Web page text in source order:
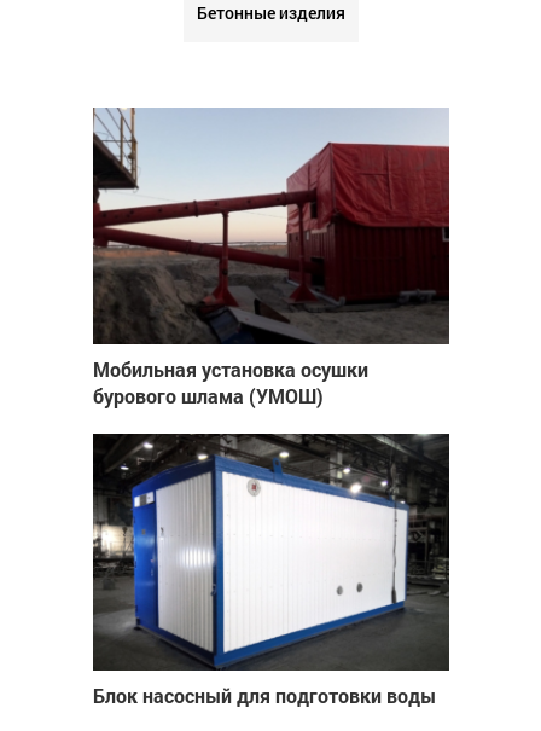
Бетонные изделия
Мобильная установка осушки
бурового шлама (УМОШ)
Блок насосный для подготовки воды